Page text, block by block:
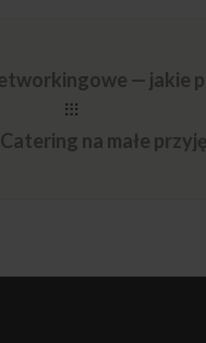
Catering na małe